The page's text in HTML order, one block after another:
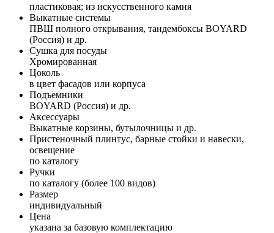
пластиковая; из искусственного камня
Выкатные системы
ПВШ полного открывания, тандембоксы BOYARD
(Россия) и др.
Сушка для посуды
Хромированная
Цоколь
в цвет фасадов или корпуса
Подъемники
BOYARD (Россия) и др.
Аксессуары
Выкатные корзины, бутылочницы и др.
Пристеночный плинтус, барные стойки и навески,
освещение
по каталогу
Ручки
по каталогу (более 100 видов)
Размер
индивидуальный
Цена
указана за базовую комплектацию